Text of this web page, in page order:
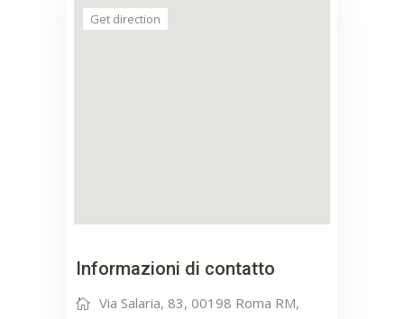
Get direction
Informazioni di contatto
Via Salaria, 83, 00198 Roma RM,